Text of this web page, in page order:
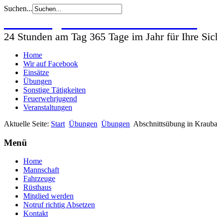
Suchen...
24 Stunden am Tag 365 Tage im Jahr für Ihre
Home
Wir auf Facebook
Einsätze
Übungen
Sonstige Tätigkeiten
Feuerwehrjugend
Veranstaltungen
Aktuelle Seite: Start Übungen Übungen Abschnittsübung in
Menü
Home
Mannschaft
Fahrzeuge
Rüsthaus
Mitglied werden
Notruf richtig Absetzen
Kontakt